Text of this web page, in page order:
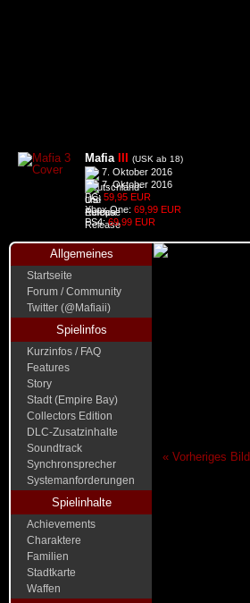
Mafia (USK ab 18)
7. Oktober 2016
7. Oktober 2016
PC: 59,95 EUR
Xbox One: 69,99 EUR
PS4:69,99 EUR
Allgemeines
Startseite
Forum / Community
Twitter (@Mafiaii)
Spielinfos
Kurzinfos / FAQ
Features
Story
Stadt (Empire Bay)
Collectors Edition
DLC-Zusatzinhalte
Soundtrack
Synchronsprecher
Systemanforderungen
Spielinhalte
Achievements
Charaktere
Familien
Stadtkarte
Waffen
« Vorheriges Bild